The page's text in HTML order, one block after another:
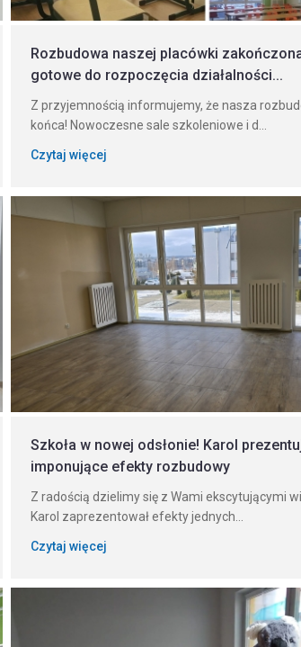
Rozbudowa naszej placówki
gotowe do rozpoczęcia działalności...
Z przyjemnością informujemy, że nasza
końca! Nowoczesne sale szkoleniowe i d...
Czytaj więcej
Szkoła w nowej odsłonie! Karol
imponujące efekty rozbudowy
Z radością dzielimy się z Wami ekscytującymi
Karol zaprezentował efekty jednych...
Czytaj więcej